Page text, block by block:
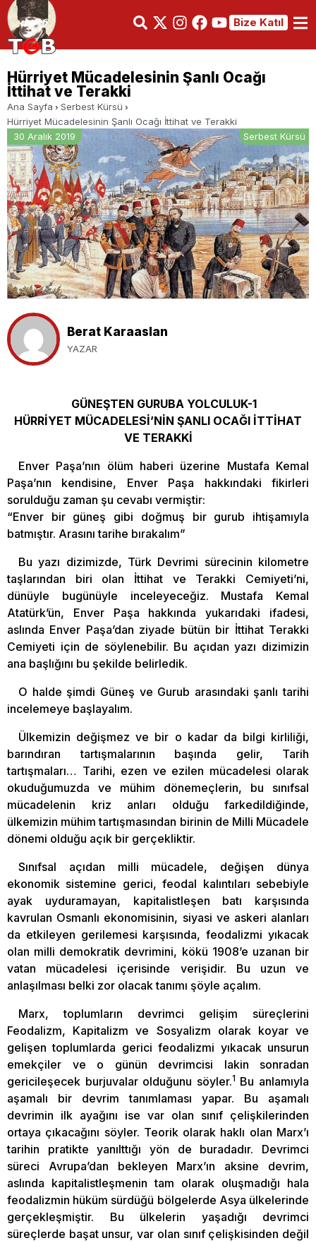
Bize Katıl
Hürriyet Mücadelesinin Şanlı Ocağı
İttihat ve Terakki
Ana Sayfa
Serbest Kürsü
Hürriyet Mücadelesinin Şanlı Ocağı İttihat ve Terakki
30 Aralık 2019
Serbest Kürsü
Berat Karaaslan
YAZAR
GÜNEŞTEN GURUBA YOLCULUK-1
HÜRRİYET MÜCADELESİ’NİN ŞANLI OCAĞI İTTİHAT
VE TERAKKİ
Enver Paşa’nın ölüm haberi üzerine Mustafa Kemal
Paşa’nın kendisine, Enver Paşa hakkındaki fikirleri
sorulduğu zaman şu cevabı vermiştir:
“Enver bir güneş gibi doğmuş bir gurub ihtişamıyla
batmıştır. Arasını tarihe bırakalım”
Bu yazı dizimizde, Türk Devrimi sürecinin kilometre
taşlarından biri olan İttihat ve Terakki Cemiyeti’ni,
dünüyle bugünüyle inceleyeceğiz. Mustafa Kemal
Atatürk’ün, Enver Paşa hakkında yukarıdaki ifadesi,
aslında Enver Paşa’dan ziyade bütün bir İttihat Terakki
Cemiyeti için de söylenebilir. Bu açıdan yazı dizimizin
ana başlığını bu şekilde belirledik.
O halde şimdi Güneş ve Gurub arasındaki şanlı tarihi
incelemeye başlayalım.
Ülkemizin değişmez ve bir o kadar da bilgi kirliliği,
barındıran tartışmalarının başında gelir, Tarih
tartışmaları… Tarihi, ezen ve ezilen mücadelesi olarak
okuduğumuzda ve mühim dönemeçlerin, bu sınıfsal
mücadelenin kriz anları olduğu farkedildiğinde,
ülkemizin mühim tartışmasından birinin de Milli Mücadele
dönemi olduğu açık bir gerçekliktir.
Sınıfsal açıdan milli mücadele, değişen dünya
ekonomik sistemine gerici, feodal kalıntıları sebebiyle
ayak uyduramayan, kapitalistleşen batı karşısında
kavrulan Osmanlı ekonomisinin, siyasi ve askeri alanları
da etkileyen gerilemesi karşısında, feodalizmi yıkacak
olan milli demokratik devrimini, kökü 1908’e uzanan bir
vatan mücadelesi içerisinde verişidir. Bu uzun ve
anlaşılması belki zor olacak tanımı şöyle açalım.
Marx, toplumların devrimci gelişim süreçlerini
Feodalizm, Kapitalizm ve Sosyalizm olarak koyar ve
gelişen toplumlarda gerici feodalizmi yıkacak unsurun
emekçiler ve o günün devrimcisi lakin sonradan
gericileşecek burjuvalar olduğunu söyler.1 Bu anlamıyla
aşamalı bir devrim tanımlaması yapar. Bu aşamalı
devrimin ilk ayağını ise var olan sınıf çelişkilerinden
ortaya çıkacağını söyler. Teorik olarak haklı olan Marx’ı
tarihin pratikte yanılttığı yön de buradadır. Devrimci
süreci Avrupa’dan bekleyen Marx’ın aksine devrim,
aslında kapitalistleşmenin tam olarak oluşmadığı hala
feodalizmin hüküm sürdüğü bölgelerde Asya ülkelerinde
gerçekleşmiştir. Bu ülkelerin yaşadığı devrimci
süreçlerde başat unsur, var olan sınıf çelişkisinden değil